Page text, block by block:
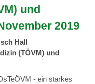
und
2019
Hall
(TÖVM) und
- ein starkes